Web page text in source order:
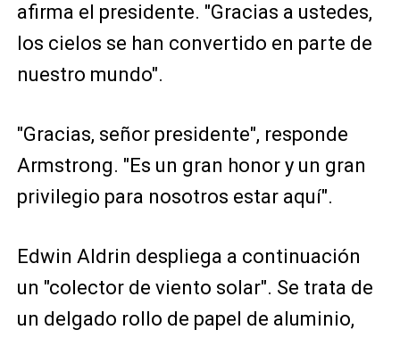
afirma el presidente. "Gracias a ustedes,
los cielos se han convertido en parte de
nuestro mundo".
"Gracias, señor presidente", responde
Armstrong. "Es un gran honor y un gran
privilegio para nosotros estar aquí".
Edwin Aldrin despliega a continuación
un "colector de viento solar". Se trata de
un delgado rollo de papel de aluminio,